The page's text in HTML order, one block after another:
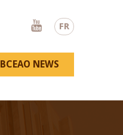
FR
Youtube
BCEAO NEWS